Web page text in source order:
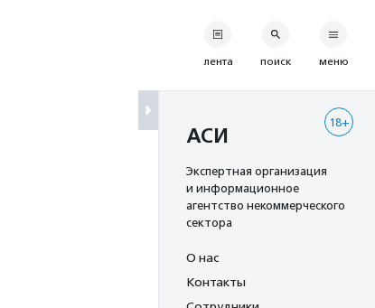
лента поиск меню
18+
АСИ
Экспертная организация
и информационное
агентство некоммерческого
сектора
О нас
Контакты